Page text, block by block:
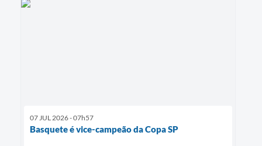
07 JUL 2026 - 07h57
Basquete é vice-campeão da Copa SP